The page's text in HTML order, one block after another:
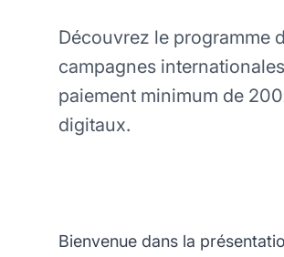
Découvrez le programme
campagnes
paiement minimum de
digitaux.
Bienvenue dans la